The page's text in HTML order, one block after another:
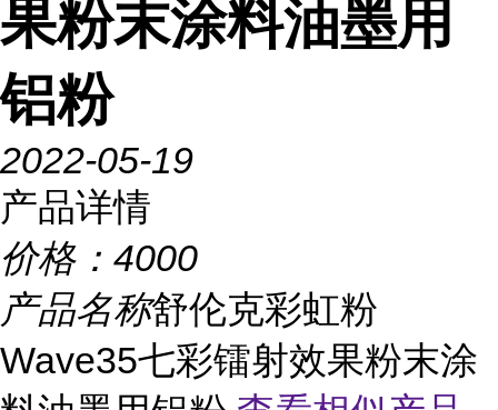
果粉末涂料油墨用
铝粉
2022-05-19
产品详情
价格： 4000
产品名称舒伦克彩虹粉
Wave35七彩镭射效果粉末涂